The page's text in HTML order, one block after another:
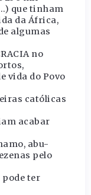
que tinham
da África,
algumas
no
vida do Povo
católicas
acabar
abu-
pelo
pode ter